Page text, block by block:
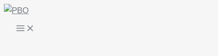
Zum
Inhalt